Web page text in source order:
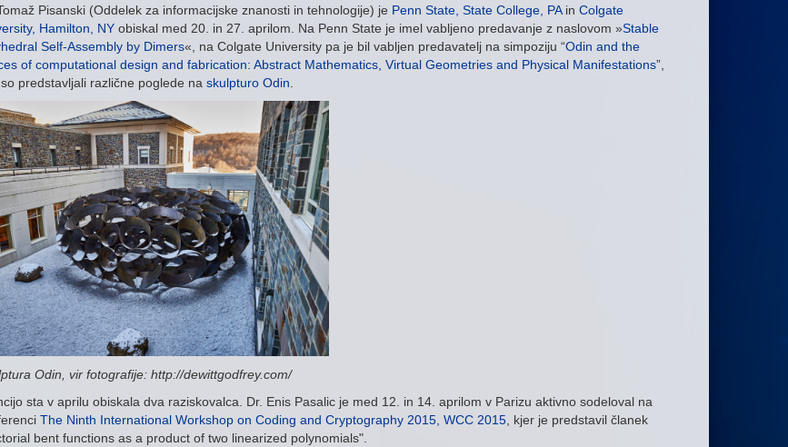
Pisanski (Oddelek za informacijske znanosti in tehnologije) je Penn State, State College, PAin Colgate
Hamilton, NY obiskal med 20. in 27. aprilom. Na Penn State je imel vabljeno predavanje z naslovom »Stable
Self-Assembly by Dimers«, na Colgate University pa je bil vabljen predavatelj na simpoziju “Odin and the
of computational design and fabrication: Abstract Mathematics, Virtual Geometries and Physical Manifestations”,
predstavljali različne poglede na skulpturo Odin
Odin, vir fotografije: http://dewittgodfrey.com/
sta v aprilu obiskala dva raziskovalca. Dr. Enis Pasalic je med 12. in 14. aprilom v Parizu aktivno sodeloval na
The Ninth International Workshop on Coding and Cryptography 2015, WCC 2015, kjer je predstavil članek
bent functions as a product of two linearized polynomials".